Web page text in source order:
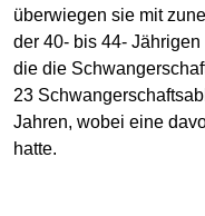
überwiegen sie mit
der 40- bis 44-
die die
23
Jahren, wobei eine
hatte.